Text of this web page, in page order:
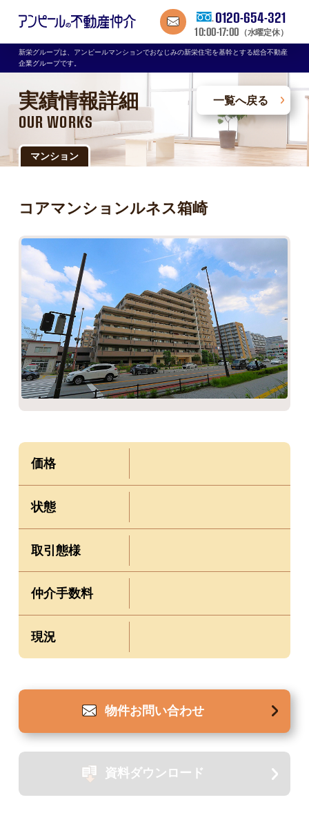
0120-654-321
10:00-17:00 （水曜定休）
新栄グループは、アンピールマンションでおなじみの新栄住宅を基幹とする総合不動産
企業グループです。
実績情報詳細
OUR WORKS
一覧へ戻る
マンション
コアマンションルネス箱崎
価格
状態
取引態様
仲介手数料
現況
物件お問い合わせ
資料ダウンロード